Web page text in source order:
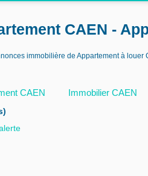
CAEN -
immobilière de Appartement à
CAEN Immobilier CAEN